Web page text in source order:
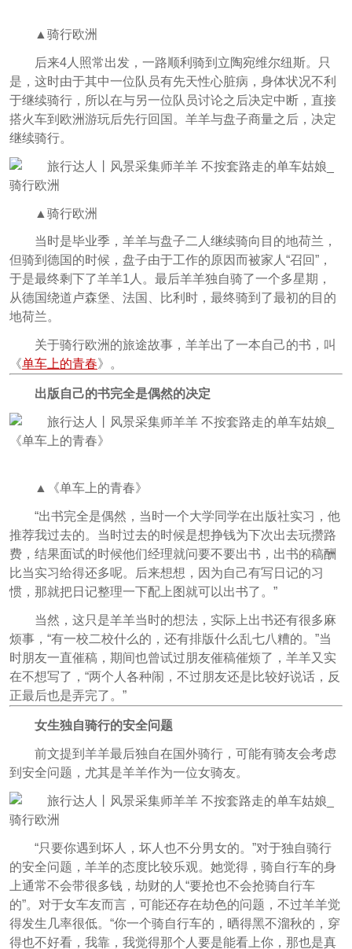
▲骑行欧洲
后来4人照常出发，一路顺利骑到立陶宛维尔纽斯。只
是，这时由于其中一位队员有先天性心脏病，身体状况不利
于继续骑行，所以在与另一位队员讨论之后决定中断，直接
搭火车到欧洲游玩后先行回国。羊羊与盘子商量之后，决定
继续骑行。
▲骑行欧洲
当时是毕业季，羊羊与盘子二人继续骑向目的地荷兰，
但骑到德国的时候，盘子由于工作的原因而被家人“召回”，
于是最终剩下了羊羊1人。最后羊羊独自骑了一个多星期，
从德国绕道卢森堡、法国、比利时，最终骑到了最初的目的
地荷兰。
关于骑行欧洲的旅途故事，羊羊出了一本自己的书，叫
《单车上的青春》。
出版自己的书完全是偶然的决定
▲《单车上的青春》
“出书完全是偶然，当时一个大学同学在出版社实习，他
推荐我过去的。当时过去的时候是想挣钱为下次出去玩攒路
费，结果面试的时候他们经理就问要不要出书，出书的稿酬
比当实习给得还多呢。后来想想，因为自己有写日记的习
惯，那就把日记整理一下配上图就可以出书了。”
当然，这只是羊羊当时的想法，实际上出书还有很多麻
烦事，“有一校二校什么的，还有排版什么乱七八糟的。”当
时朋友一直催稿，期间也曾试过朋友催稿催烦了，羊羊又实
在不想写了，“两个人各种闹，不过朋友还是比较好说话，反
正最后也是弄完了。”
女生独自骑行的安全问题
前文提到羊羊最后独自在国外骑行，可能有骑友会考虑
到安全问题，尤其是羊羊作为一位女骑友。
“只要你遇到坏人，坏人也不分男女的。”对于独自骑行
的安全问题，羊羊的态度比较乐观。她觉得，骑自行车的身
上通常不会带很多钱，劫财的人“要抢也不会抢骑自行车
的”。对于女车友而言，可能还存在劫色的问题，不过羊羊觉
得发生几率很低。“你一个骑自行车的，晒得黑不溜秋的，穿
得也不好看，我靠，我觉得那个人要是能看上你，那也是真